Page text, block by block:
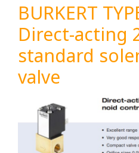
BURKERT
Direct-acting
standard
valve